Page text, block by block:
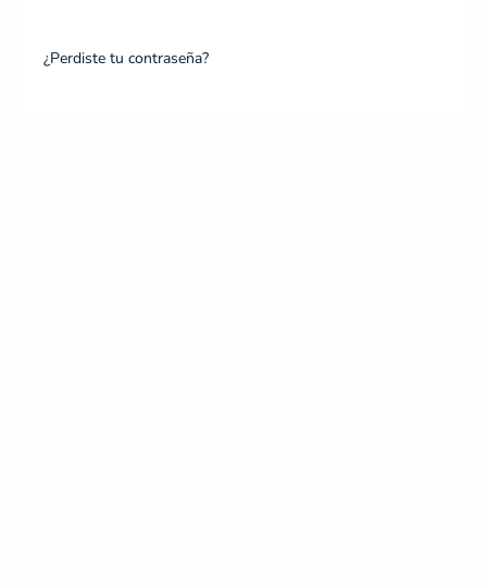
¿Perdiste tu contraseña?